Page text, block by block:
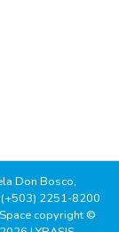
Don Bosco,
2251-8200
copyright ©